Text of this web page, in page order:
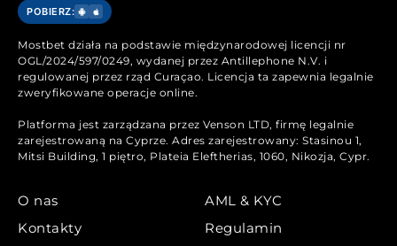
POBIERZ:
Mostbet działa na podstawie międzynarodowej licencji nr
OGL/2024/597/0249, wydanej przez Antillephone N.V. i
regulowanej przez rząd Curaçao. Licencja ta zapewnia legalnie
zweryfikowane operacje online.
Platforma jest zarządzana przez Venson LTD, firmę legalnie
zarejestrowaną na Cyprze. Adres zarejestrowany: Stasinou 1,
Mitsi Building, 1 piętro, Plateia Eleftherias, 1060, Nikozja, Cypr.
O nas
Kontakty
AML & KYC
Regulamin